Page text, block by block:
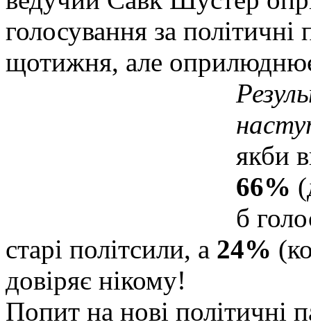
голосування за політичні
щотижня, але
якби
66%
б
старі політсили, а 24%
довіряє нікому!
Попит на нові політичні